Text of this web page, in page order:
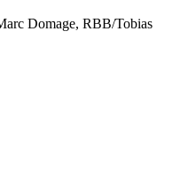
Domage, RBB/Tobias